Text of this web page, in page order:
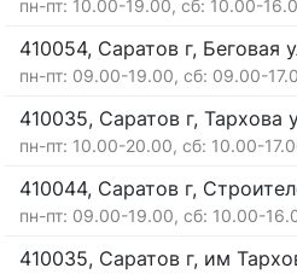
пн-пт: 10.00-19.00, сб: 10.00-
410054, Саратов г, Беговая
пн-пт: 09.00-19.00, сб: 09.00-
410035, Саратов г, Тархова
пн-пт: 10.00-20.00, сб: 10.00-
410044, Саратов г,
пн-пт: 09.00-19.00, сб: 10.00-
410035, Саратов г, им